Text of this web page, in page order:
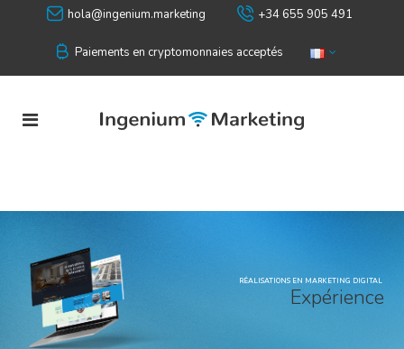
hola@ingenium.marketing +34 655 905 491
Paiements en cryptomonnaies acceptés
RÉALISATIONS EN MARKETING DIGITAL
Expérience